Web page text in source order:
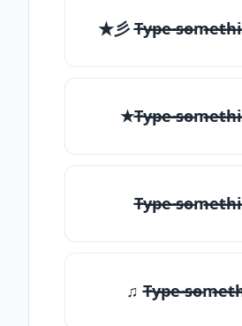
★彡 T̶̴y̶̴p̶̴e̶̴
★T̶̴y̶̴p̶̴e̶̴
T̶̴y̶̴p̶̴e̶̴
♫ T̶̴y̶̴p̶̴e̶̴